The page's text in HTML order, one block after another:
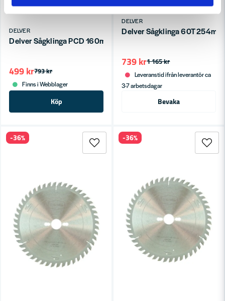
DELVER
Delver Sågklinga PCD 160mm 4T Fibercement, Gips, Minerit
793 kr
499 kr
Finns i Webblager
Köp
DELVER
Delver Sågklinga 60T
1 165 kr
739 kr
Leveranstid ifrån leverantör ca
3-7 arbetsdagar
Bevaka
-36% -36%